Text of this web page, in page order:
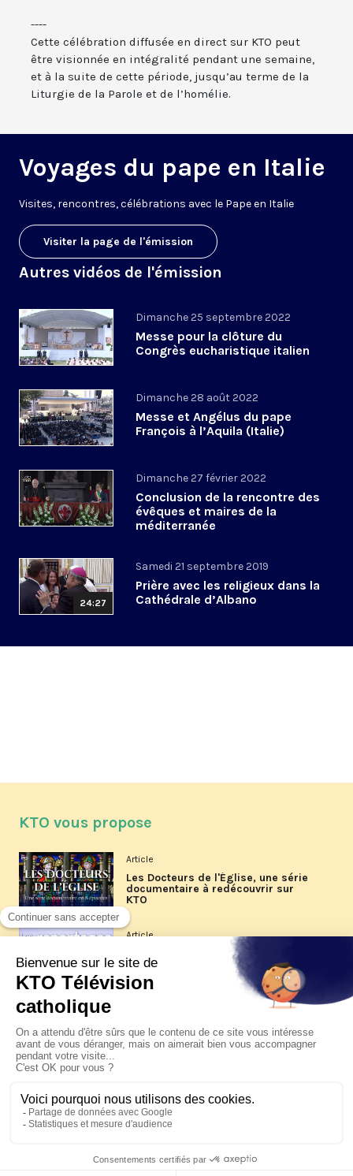
----
Cette célébration diffusée en direct sur KTO peut
être visionnée en intégralité pendant une semaine,
et à la suite de cette période, jusqu’au terme de la
Liturgie de la Parole et de l’homélie.
Voyages du pape en Italie
Visites, rencontres, célébrations avec le Pape en Italie
Visiter la page de l'émission
Autres vidéos de l'émission
Dimanche 25 septembre 2022
Messe pour la clôture du
Congrès eucharistique italien
Dimanche 28 août 2022
Messe et Angélus du pape
François à l’Aquila (Italie)
Dimanche 27 février 2022
Conclusion de la rencontre des
évêques et maires de la
méditerranée
24:27
Samedi 21 septembre 2019
Prière avec les religieux dans la
Cathédrale d’Albano
KTO vous propose
Article
Les Docteurs de l'Église, une série
documentaire à redécouvrir sur
KTO
Article
Les reportages d'été 2026 de KTO
La visite pastorale du pape Léon
XIV à Assise à suivre sur KTO le
jeudi 6 août
Le pape en Uruguay, Argentine et
Pérou du 6 au 17 novembre 2026